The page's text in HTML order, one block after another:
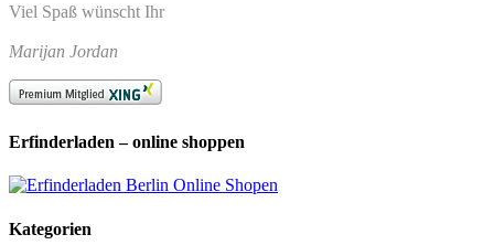
Viel Spaß wünscht Ihr
Marijan Jordan
Erfinderladen – online shoppen
Kategorien